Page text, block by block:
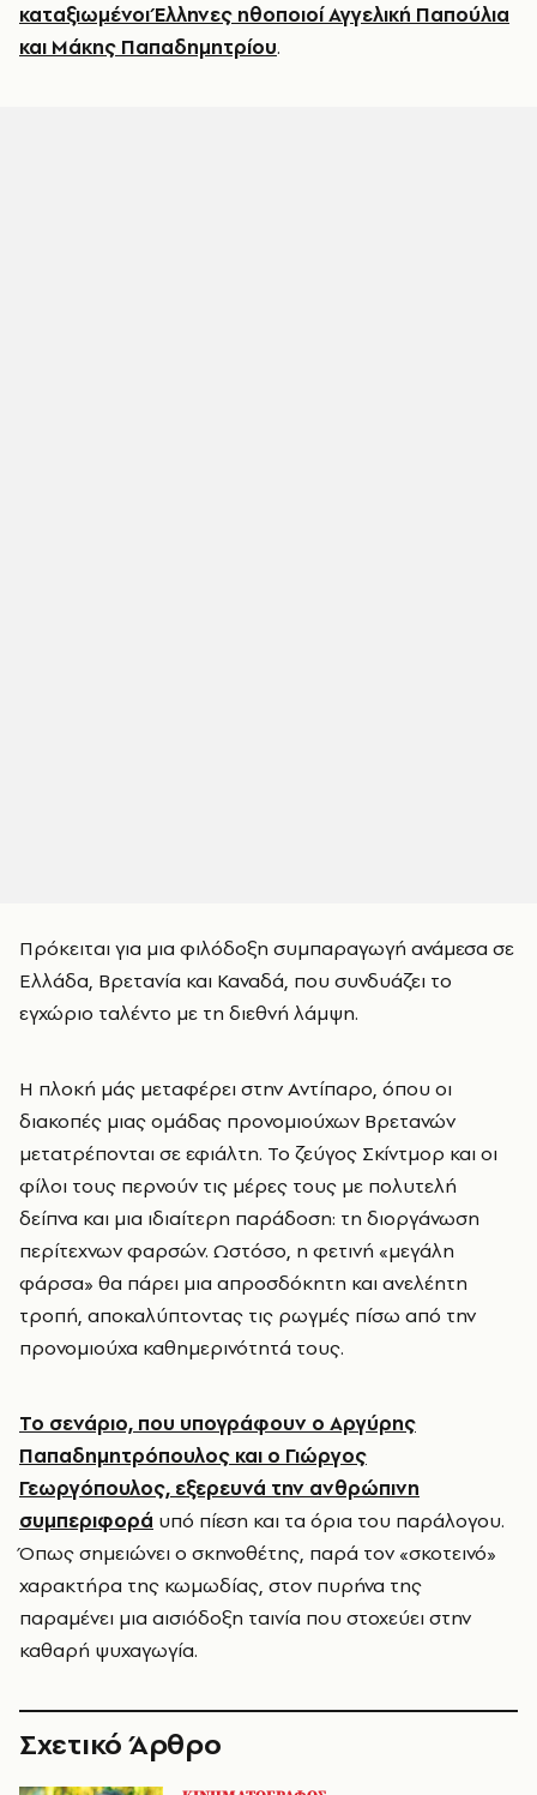
καταξιωμένοι Έλληνες ηθοποιοί Αγγελική Παπούλια
και Μάκης Παπαδημητρίου.
Πρόκειται για μια φιλόδοξη συμπαραγωγή ανάμεσα σε
Ελλάδα, Βρετανία και Καναδά, που συνδυάζει το
εγχώριο ταλέντο με τη διεθνή λάμψη.
Η πλοκή μάς μεταφέρει στην Αντίπαρο, όπου οι
διακοπές μιας ομάδας προνομιούχων Βρετανών
μετατρέπονται σε εφιάλτη. Το ζεύγος Σκίντμορ και οι
φίλοι τους περνούν τις μέρες τους με πολυτελή
δείπνα και μια ιδιαίτερη παράδοση: τη διοργάνωση
περίτεχνων φαρσών. Ωστόσο, η φετινή «μεγάλη
φάρσα» θα πάρει μια απροσδόκητη και ανελέητη
τροπή, αποκαλύπτοντας τις ρωγμές πίσω από την
προνομιούχα καθημερινότητά τους.
Το σενάριο, που υπογράφουν ο Αργύρης
Παπαδημητρόπουλος και ο Γιώργος
Γεωργόπουλος, εξερευνά την ανθρώπινη
συμπεριφορά υπό πίεση και τα όρια του παράλογου.
Όπως σημειώνει ο σκηνοθέτης, παρά τον «σκοτεινό»
χαρακτήρα της κωμωδίας, στον πυρήνα της
παραμένει μια αισιόδοξη ταινία που στοχεύει στην
καθαρή ψυχαγωγία.
Σχετικό Άρθρο